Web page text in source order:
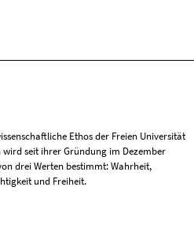
Ethos der Freien Universität
wird seit ihrer Gründung im Dezember
drei Werten bestimmt: Wahrheit,
und Freiheit.